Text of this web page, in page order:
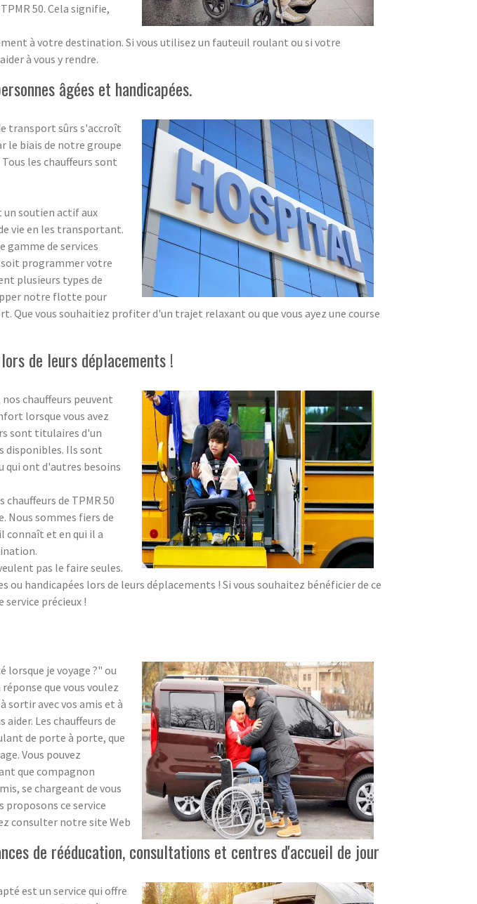
50. Cela signifie,
à votre destination. Si vous utilisez un fauteuil roulant ou si votre
à vous y rendre.
âgées et handicapées.
transport sûrs s'accroît
le biais de notre groupe
les chauffeurs sont
soutien actif aux
vie en les transportant.
gamme de services
soit programmer votre
plusieurs types de
notre flotte pour
Que vous souhaitiez profiter d'un trajet relaxant ou que vous ayez une course
de leurs déplacements !
chauffeurs peuvent
lorsque vous avez
sont titulaires d'un
disponibles. Ils sont
qui ont d'autres besoins
de TPMR 50
Nous sommes fiers de
connaît et en qui il a
pas le faire seules.
handicapées lors de leurs déplacements ! Si vous souhaitez bénéficier de ce
précieux !
lorsque je voyage ?" ou
que vous voulez
sortir avec vos amis et à
Les chauffeurs de
de porte à porte, que
Vous pouvez
que compagnon
se chargeant de vous
ce service
consulter notre site Web
de rééducation, consultations et centres d'accueil de jour
est un service qui offre